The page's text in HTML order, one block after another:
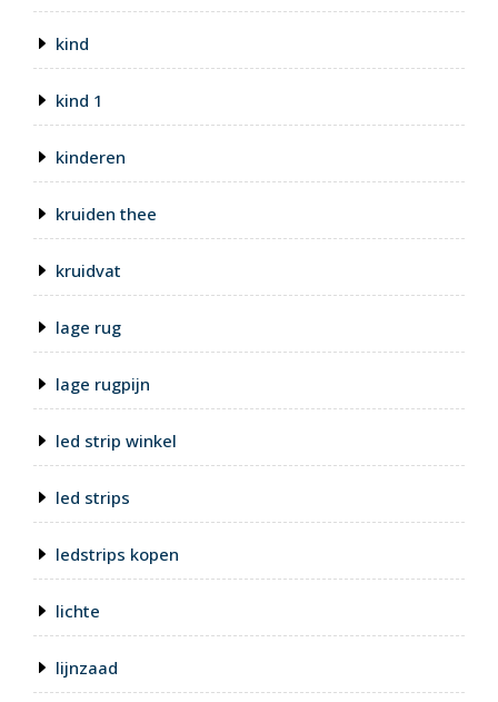
kind
kind 1
kinderen
kruiden thee
kruidvat
lage rug
lage rugpijn
led strip winkel
led strips
ledstrips kopen
lichte
lijnzaad